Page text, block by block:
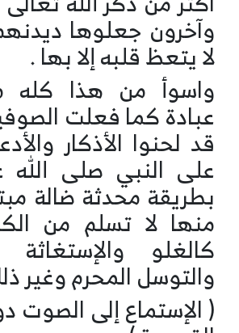
وآخرون جعلوها
لا يتعظ قلبه إلا بها .
واسوأ من هذا كله
عبادة كما فعلت
قد لحنوا الأذكار
على النبي صلى الله
بطريقة محدثة ضالة
منها لا تسلم من
كالغلو والإستغاثة
والتوسل المحرم وغير
( الإستماع إلى